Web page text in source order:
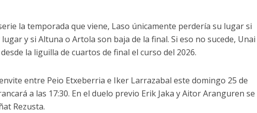
la temporada que viene, Laso únicamente perdería su lugar si
y si Altuna o Artola son baja de la final. Si eso no sucede, Unai
la liguilla de cuartos de final el curso del 2026.
entre Peio Etxeberria e Iker Larrazabal este domingo 25 de
a las 17:30. En el duelo previo Erik Jaka y Aitor Aranguren se
Rezusta.